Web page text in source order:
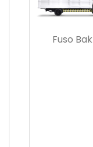
Fuso Bak